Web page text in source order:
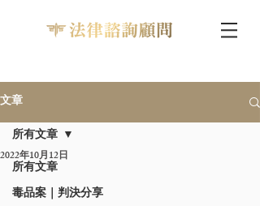
文章
所有文章
毒品案｜判決分享
所有文章
2022年10月12日